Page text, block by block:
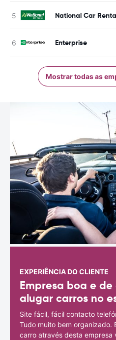
National Car
Enterprise
Mostrar todas as
EXPERIÊNCIA DO CLIENTE
Empresa boa e
alugar carros no
Site fácil, fácil contacto
Tudo muito bem organizado.
carro através desta empresa